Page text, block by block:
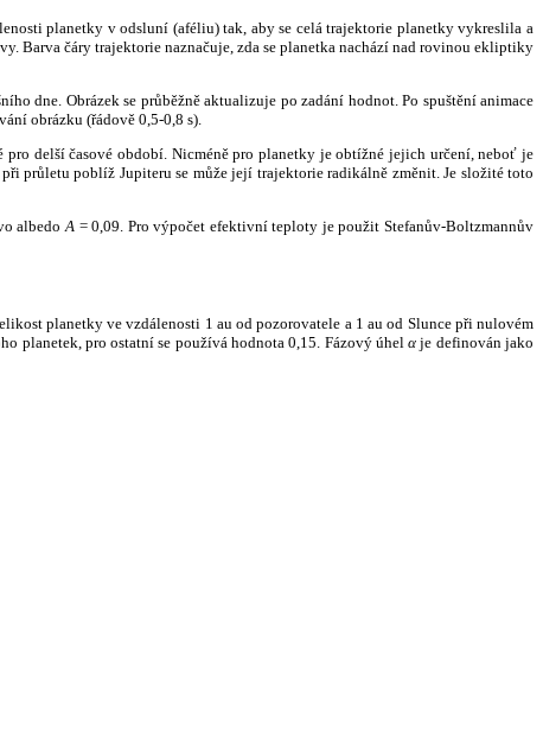
planetky v odsluní (aféliu) tak, aby se celá trajektorie planetky vykreslila a
Barva čáry trajektorie naznačuje, zda se planetka nachází nad rovinou ekliptiky
dne. Obrázek se průběžně aktualizuje po zadání hodnot. Po spuštění animace
obrázku (řádově 0,5-0,8 s).
pro delší časové období. Nicméně pro planetky je obtížné jejich určení, neboť je
průletu poblíž Jupiteru se může její trajektorie radikálně změnit. Je složité toto
albedo A = 0,09. Pro výpočet efektivní teploty je použit Stefanův-Boltzmannův
planetky ve vzdálenosti 1 au od pozorovatele a 1 au od Slunce při nulovém
planetek, pro ostatní se používá hodnota 0,15. Fázový úhelα je definován jako